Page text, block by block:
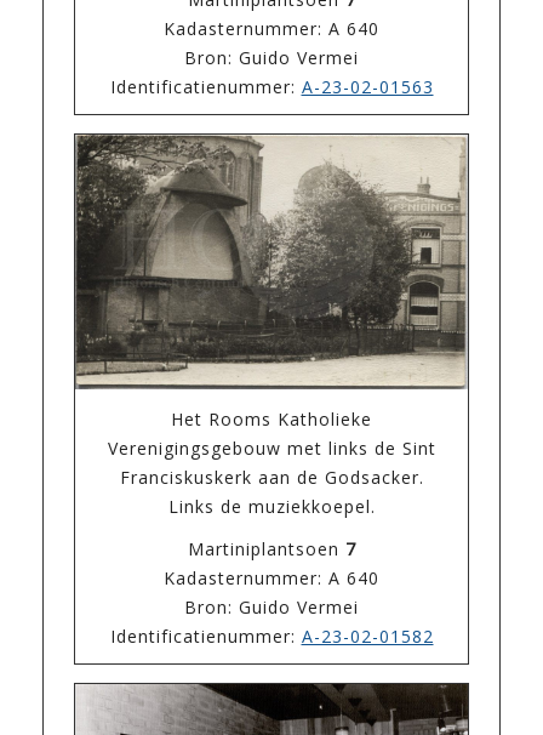
Kadasternummer: A 640
Bron: Guido Vermei
Identificatienummer: A-23-02-01563
Het Rooms Katholieke
Verenigingsgebouw met links de Sint
Franciskuskerk aan de Godsacker.
Links de muziekkoepel.
Martiniplantsoen 7
Kadasternummer: A 640
Bron: Guido Vermei
Identificatienummer: A-23-02-01582